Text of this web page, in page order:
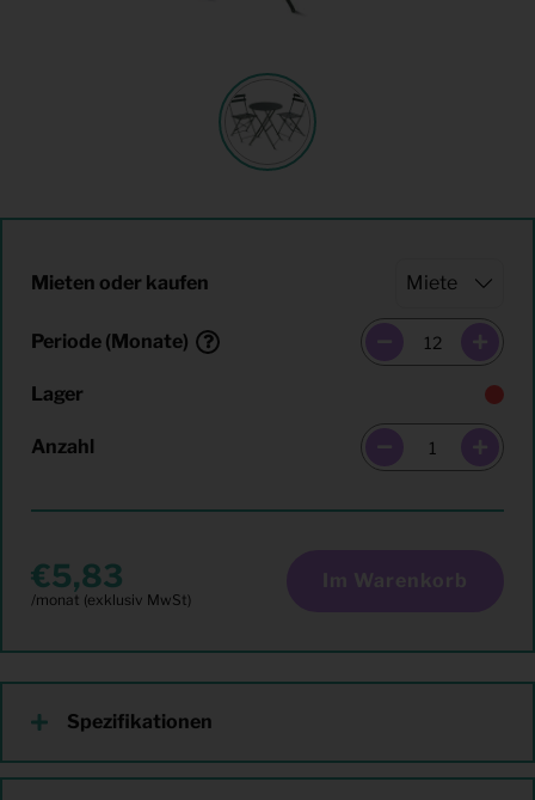
Mieten oder kaufen
Periode (Monate)
Lager
Anzahl
5,83 Im Warenkorb
Spezifikationen